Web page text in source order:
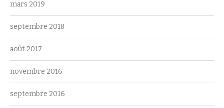
mars 2019
septembre 2018
août 2017
novembre 2016
septembre 2016